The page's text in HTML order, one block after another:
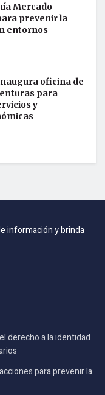
Mercado
prevenir la
entornos
oficina de
para
y
información y brinda
derecho a la identidad
para prevenir la